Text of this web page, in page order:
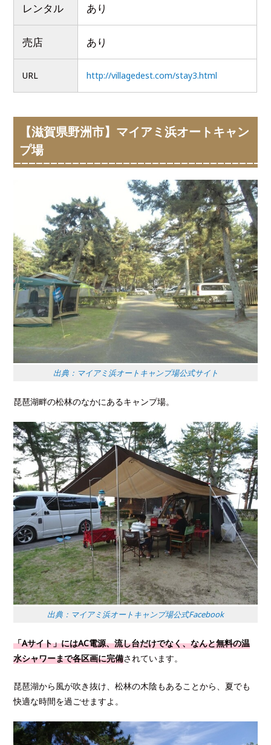
レンタル あり
売店 あり
URL http://villagedest.com/stay3.html
【滋賀県野洲市】マイアミ浜オートキャン
プ場
出典：マイアミ浜オートキャンプ場公式サイト
琵琶湖畔の松林のなかにあるキャンプ場。
出典：マイアミ浜オートキャンプ場公式Facebook
「Aサイト」にはAC電源、流し台だけでなく、なんと無料の温
水シャワーまで各区画に完備されています。
琵琶湖から風が吹き抜け、松林の木陰もあることから、夏でも
快適な時間を過ごせますよ。